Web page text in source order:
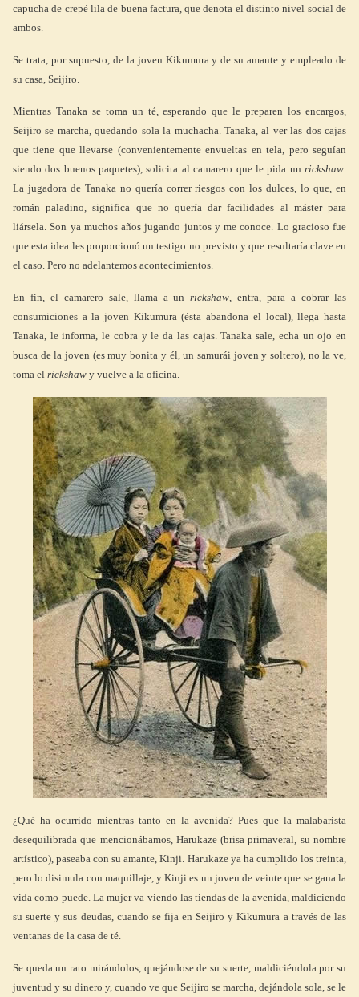
capucha de crepé lila de buena factura, que denota el distinto nivel social de
ambos.
Se trata, por supuesto, de la joven Kikumura y de su amante y empleado de
su casa, Seijiro.
Mientras Tanaka se toma un té, esperando que le preparen los encargos,
Seijiro se marcha, quedando sola la muchacha. Tanaka, al ver las dos cajas
que tiene que llevarse (convenientemente envueltas en tela, pero seguían
siendo dos buenos paquetes), solicita al camarero que le pida un rickshaw.
La jugadora de Tanaka no quería correr riesgos con los dulces, lo que, en
román paladino, significa que no quería dar facilidades al máster para
liársela. Son ya muchos años jugando juntos y me conoce. Lo gracioso fue
que esta idea les proporcionó un testigo no previsto y que resultaría clave en
el caso. Pero no adelantemos acontecimientos.
En fin, el camarero sale, llama a unrickshaw, entra, para a cobrar las
consumiciones a la joven Kikumura (ésta abandona el local), llega hasta
Tanaka, le informa, le cobra y le da las cajas. Tanaka sale, echa un ojo en
busca de la joven (es muy bonita y él, un samurái joven y soltero), no la ve,
toma el rickshaw y vuelve a la oficina.
¿Qué ha ocurrido mientras tanto en la avenida? Pues que la malabarista
desequilibrada que mencionábamos, Harukaze (brisa primaveral, su nombre
artístico), paseaba con su amante, Kinji. Harukaze ya ha cumplido los treinta,
pero lo disimula con maquillaje, y Kinji es un joven de veinte que se gana la
vida como puede. La mujer va viendo las tiendas de la avenida, maldiciendo
su suerte y sus deudas, cuando se fija en Seijiro y Kikumura a través de las
ventanas de la casa de té.
Se queda un rato mirándolos, quejándose de su suerte, maldiciéndola por su
juventud y su dinero y, cuando ve que Seijiro se marcha, dejándola sola, se le